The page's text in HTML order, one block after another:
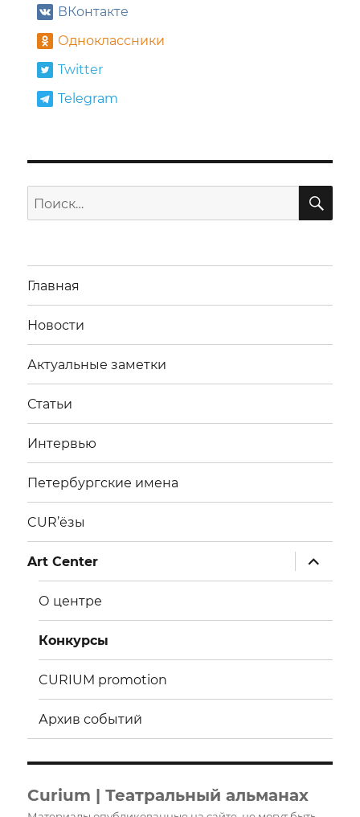
ВКонтакте
Одноклассники
Twitter
Telegram
Искать:
Главная
Новости
Актуальные заметки
Статьи
Интервью
Петербургские имена
CUR’ёзы
Art Center
меню
О центре
Конкурсы
CURIUM promotion
Архив событий
Curium | Театральный альманах